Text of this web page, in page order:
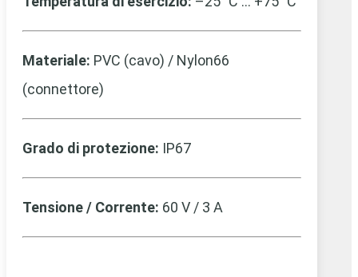
Materiale: PVC (cavo) / Nylon66
(connettore)
Grado di protezione: IP67
Tensione / Corrente: 60 V / 3 A